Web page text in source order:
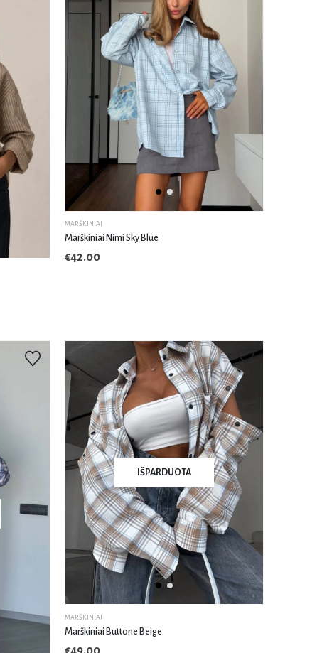
MARŠKINIAI
Marškiniai Nimi Sky Blue
€42.00
IŠPARDUOTA
MARŠKINIAI
Marškiniai Buttone Beige